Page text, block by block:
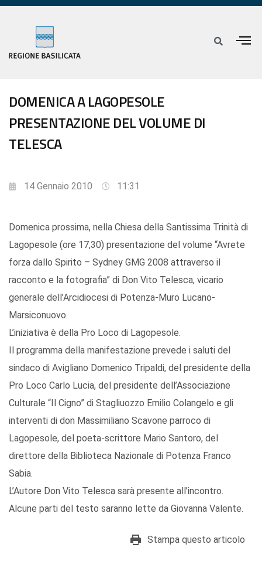
DOMENICA A LAGOPESOLE
PRESENTAZIONE DEL VOLUME DI
TELESCA
14 Gennaio 2010 11:31
Domenica prossima, nella Chiesa della Santissima Trinità di
Lagopesole (ore 17,30) presentazione del volume “Avrete
forza dallo Spirito – Sydney GMG 2008 attraverso il
racconto e la fotografia” di Don Vito Telesca, vicario
generale dell’Arcidiocesi di Potenza-Muro Lucano-
Marsiconuovo.
L’iniziativa è della Pro Loco di Lagopesole.
Il programma della manifestazione prevede i saluti del
sindaco di Avigliano Domenico Tripaldi, del presidente della
Pro Loco Carlo Lucia, del presidente dell’Associazione
Culturale “Il Cigno” di Stagliuozzo Emilio Colangelo e gli
interventi di don Massimiliano Scavone parroco di
Lagopesole, del poeta-scrittore Mario Santoro, del
direttore della Biblioteca Nazionale di Potenza Franco
Sabia.
L’Autore Don Vito Telesca sarà presente all’incontro.
Alcune parti del testo saranno lette da Giovanna Valente.
Stampa questo articolo